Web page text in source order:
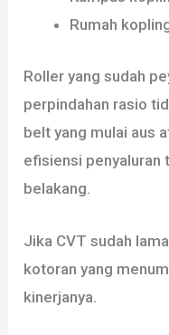
Rumah
Roller yang sudah
perpindahan rasio
belt yang mulai aus
efisiensi penyaluran
belakang.
Jika CVT sudah
kotoran yang
kinerjanya.